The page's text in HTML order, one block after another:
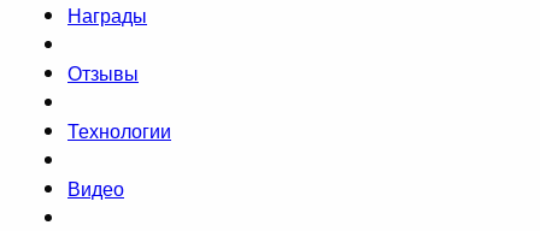
Награды
Отзывы
Технологии
Видео